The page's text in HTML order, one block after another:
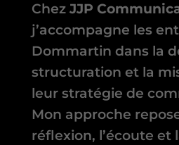
Chez JJP
j’accompagne les
Dommartin dans la
structuration et la
leur stratégie de
Mon approche
réflexion, l’écoute et